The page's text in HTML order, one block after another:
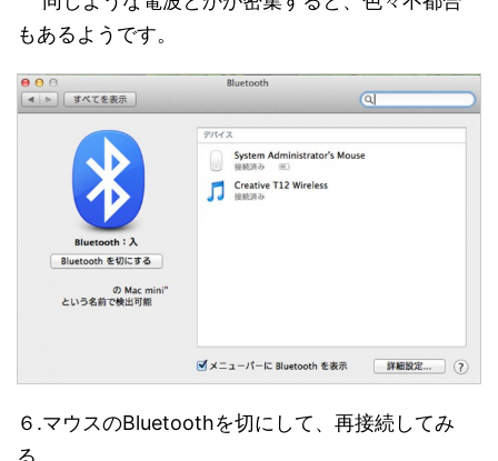
もあるようです。
６.マウスのBluetoothを切にして、再接続してみ